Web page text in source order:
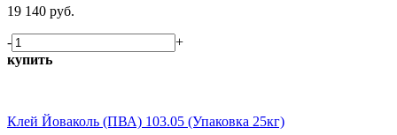
19 140 руб.
-
+
купить
Клей Йоваколь (ПВА) 103.05 (Упаковка 25кг)